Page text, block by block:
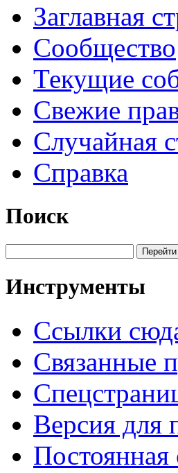
Заглавная
Сообщество
Текущие
Свежие
Случайная
Справка
Поиск
Инструменты
Ссылки
Связанные
Версия для
Постоянная